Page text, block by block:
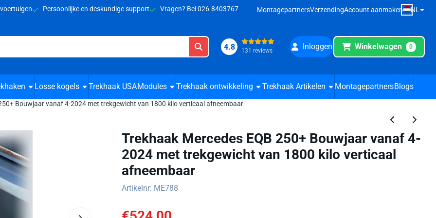
toe. Persoonlijke en deskundige support Vragen? Bel 026-8403767 MontagepartnersVerzendingAccount aanmaken NL
4.8 131 reviews Inloggen Winkelwagen 0
Losse kogels Trekhaak USAModules Trekhaak ontwikkeling Trekhaak Artikelen MontagepartnersBlogs
Bouwjaar vanaf 4-2024 met trekgewicht van 1800 kilo verticaal afneembaar
Trekhaak Mercedes EQB 250+ Bouwjaar vanaf 4-
2024 met trekgewicht van 1800 kilo verticaal
afneembaar
Artikelnr: ME788